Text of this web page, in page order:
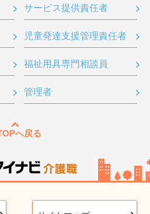
サービス提供責任者
児童発達支援管理責任者
福祉用具専門相談員
管理者
へ戻る